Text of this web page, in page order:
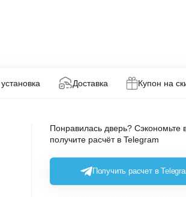
Доставка Купон на
Понравилась дверь? Сэкономьте
получите расчёт в Telegram
Получить расчет в